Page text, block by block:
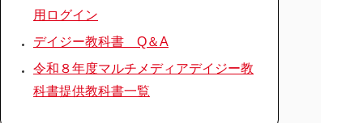
用ログイン
デイジー教科書 Q＆A
令和８年度マルチメディアデイジー教
科書提供教科書一覧